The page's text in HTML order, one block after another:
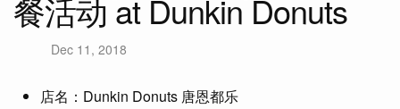
餐活动 at Dunkin Donuts
Dec 11, 2018
店名：Dunkin Donuts 唐恩都乐